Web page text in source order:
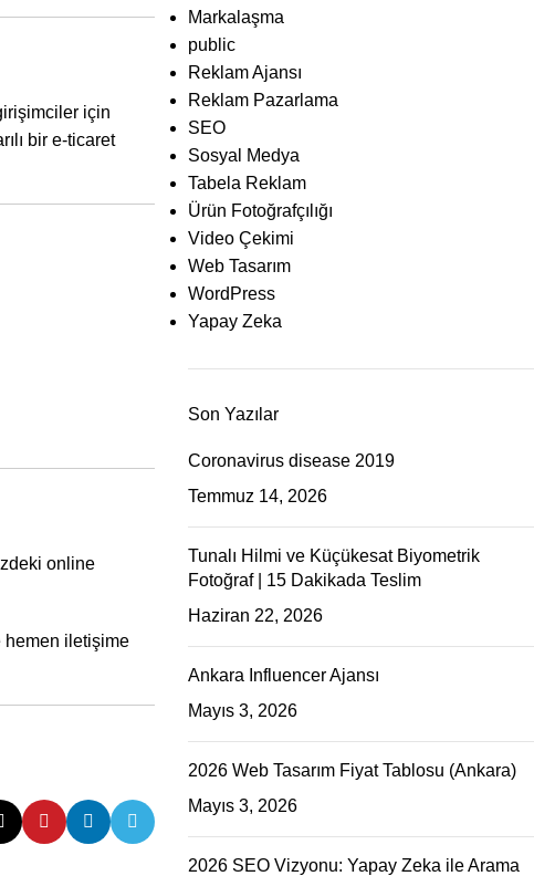
için
bir e-ticaret
online
hemen iletişime
Markalaşma
public
Reklam Ajansı
Reklam Pazarlama
SEO
Sosyal Medya
Tabela Reklam
Ürün Fotoğrafçılığı
Video Çekimi
Web Tasarım
WordPress
Yapay Zeka
Son Yazılar
Coronavirus disease 2019
Temmuz 14, 2026
Tunalı Hilmi ve Küçükesat Biyometrik
Fotoğraf | 15 Dakikada Teslim
Haziran 22, 2026
Ankara Influencer Ajansı
Mayıs 3, 2026
2026 Web Tasarım Fiyat Tablosu (Ankara)
Mayıs 3, 2026
2026 SEO Vizyonu: Yapay Zeka ile Arama